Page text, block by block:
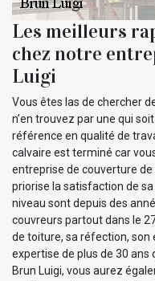
Les meilleurs
chez notre
Luigi
Vous êtes las de chercher
n’en trouvez par une qui
référence en qualité de
calvaire est terminé car
entreprise de couverture
priorise la satisfaction de
niveau sont depuis des
couvreurs partout dans le
de toiture, sa réfection, son
expertise de plus de 30
Brun Luigi, vous aurez